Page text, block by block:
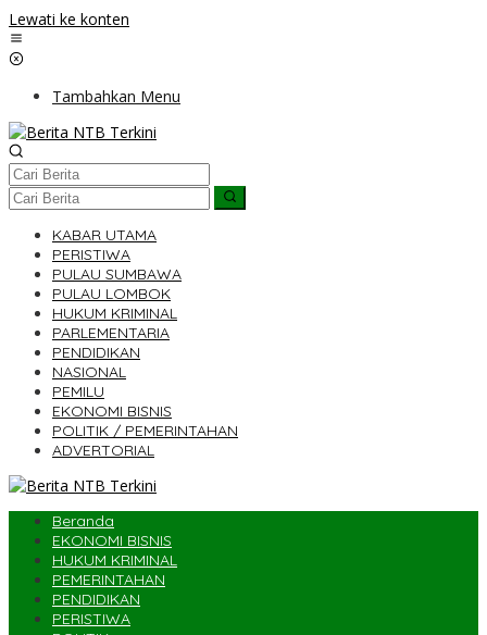
Lewati ke konten
Tambahkan Menu
KABAR UTAMA
PERISTIWA
PULAU SUMBAWA
PULAU LOMBOK
HUKUM KRIMINAL
PARLEMENTARIA
PENDIDIKAN
NASIONAL
PEMILU
EKONOMI BISNIS
POLITIK / PEMERINTAHAN
ADVERTORIAL
Beranda
EKONOMI BISNIS
HUKUM KRIMINAL
PEMERINTAHAN
PENDIDIKAN
PERISTIWA